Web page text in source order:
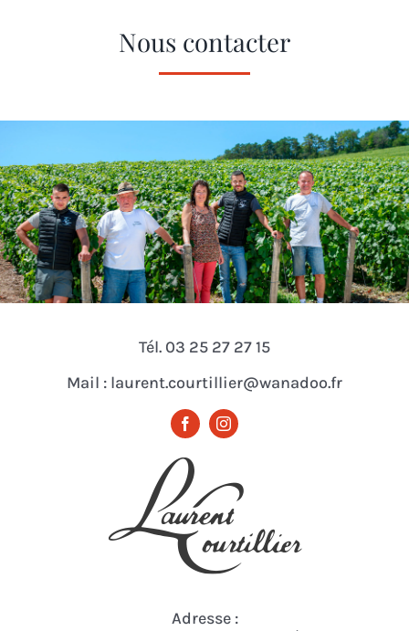
Nous contacter
Tél. 03 25 27 27 15
Mail : laurent.courtillier@wanadoo.fr
Adresse :